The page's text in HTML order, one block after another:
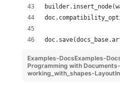
Examples-DocsExamples-
Programming with
working_with_shapes-